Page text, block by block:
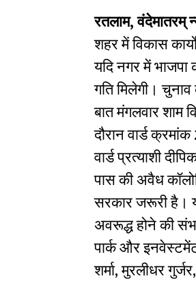
रतलाम, वंदेमातरम्
शहर में विकास
यदि नगर में भाजपा
गति मिलेगी।
बात मंगलवार
दौरान वार्ड
वार्ड प्रत्याशी
पास की अवैध
सरकार जरूरी है।
अवरूद्ध होने की
पार्क और
शर्मा, मुरलीधर